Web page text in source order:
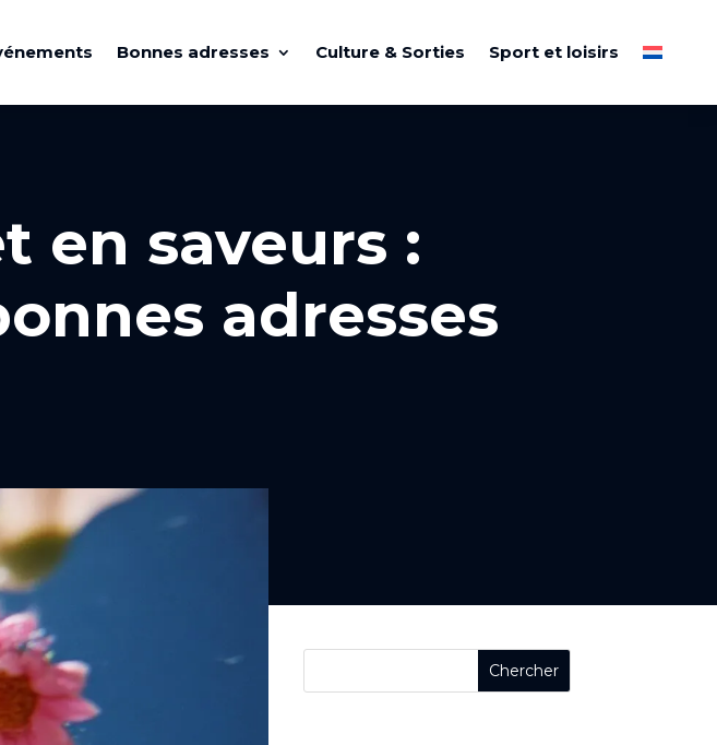
Bonnes adresses Culture & Sorties Sport et loisirs
en saveurs :
adresses